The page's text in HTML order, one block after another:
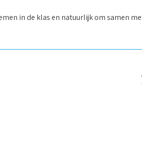
in de klas en natuurlijk om samen